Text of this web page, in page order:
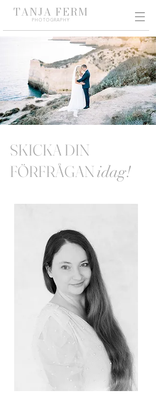
TANJA FERM
PHOTOGRAPHY
SKICKA DIN
FÖRFRÅGANidag!